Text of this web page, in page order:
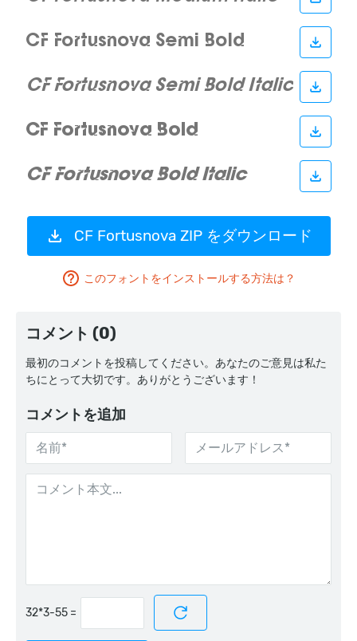
CF Fortusnova ZIP をダウンロード
このフォントをインストールする方法は？
コメント (0)
最初のコメントを投稿してください。あなたのご意見は私た
ちにとって大切です。ありがとうございます！
コメントを追加
=